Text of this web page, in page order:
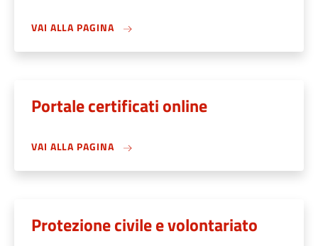
VAI ALLA PAGINA
Portale certificati online
VAI ALLA PAGINA
Protezione civile e volontariato